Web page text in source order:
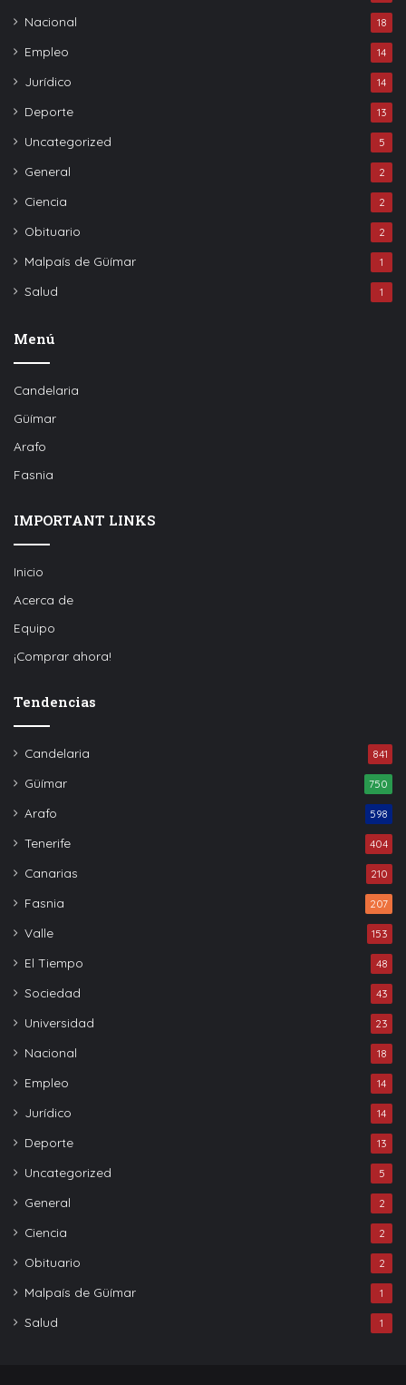
Nacional 18
Empleo 14
Jurídico 14
Deporte 13
Uncategorized 5
General 2
Ciencia 2
Obituario 2
Malpaís de Güímar 1
Salud 1
Menú
Candelaria
Güímar
Arafo
Fasnia
IMPORTANT LINKS
Inicio
Acerca de
Equipo
¡Comprar ahora!
Tendencias
Candelaria 841
Güímar 750
Arafo 598
Tenerife 404
Canarias 210
Fasnia 207
Valle 153
El Tiempo 48
Sociedad 43
Universidad 23
Nacional 18
Empleo 14
Jurídico 14
Deporte 13
Uncategorized 5
General 2
Ciencia 2
Obituario 2
Malpaís de Güímar 1
Salud 1